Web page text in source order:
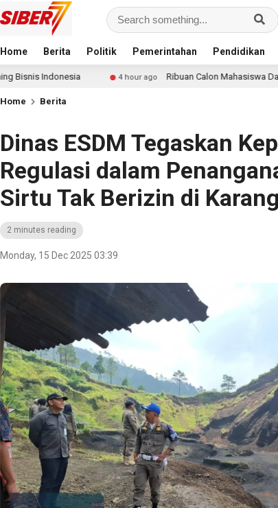
Home Berita Politik Pemerintahan Pendidikan
4 hour ago Ribuan Calon Mahasiswa Datangi & Daftar
Home Berita
Dinas ESDM Tegaskan
Regulasi dalam
Sirtu Tak Berizin di
2 minutes reading
Monday, 15 Dec 2025 03:39